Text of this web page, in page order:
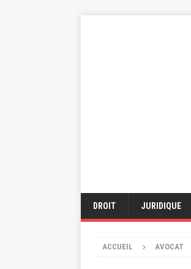
DROIT JURIDIQUE
ACCUEIL AVOCAT